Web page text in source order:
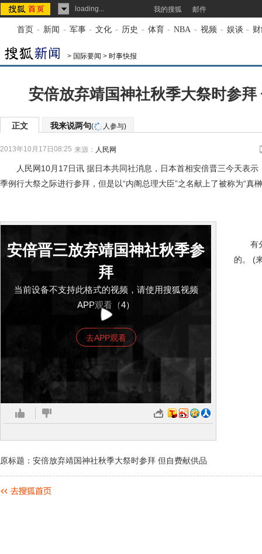
loading... 我的搜狐 邮件
首页 - 新闻 - 军事 - 文化 - 历史 - 体育 - NBA - 视频 - 娱谈 -
> 国际要闻 > 时事快报
安倍放弃靖国神社秋季大祭时参拜
正文 我来说两句( 人参与)
2013年10月17日08:25 来源： 人民网
人民网10月17日讯 据日本共同社消息，日本首相安倍晋三今天表示
季例行大祭之际进行参拜，但是以“内阁总理大臣”之名献上了被称为“真
安倍晋三放弃靖国神社秋季参
拜
当前设备不支持此格式的视频，请使用搜狐视频
APP观看（4）
去APP观看
有分
的。 (
原标题：安倍放弃靖国神社秋季大祭时参拜 但自费献供品